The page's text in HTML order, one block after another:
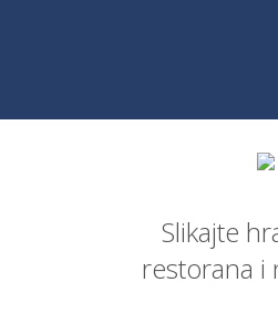
Slikajte
restorana i